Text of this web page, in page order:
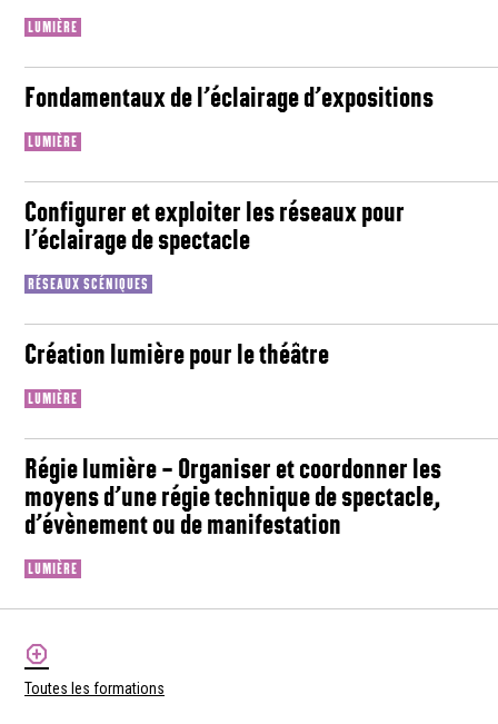
Toutes les formations
LUMIÈRE
Fondamentaux de l’éclairage d’expositions
LUMIÈRE
Configurer et exploiter les réseaux pour
l’éclairage de spectacle
RÉSEAUX SCÉNIQUES
Création lumière pour le théâtre
LUMIÈRE
Régie lumière – Organiser et coordonner les
moyens d’une régie technique de spectacle,
d’évènement ou de manifestation
LUMIÈRE